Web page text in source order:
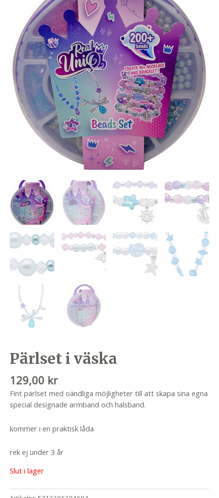
Pärlset i väska
129,00 kr
Fint pärlset med oändliga möjligheter till att skapa sina egna
special designade armband och halsband.
kommer i en praktisk låda
rek ej under 3 år
Slut i lager